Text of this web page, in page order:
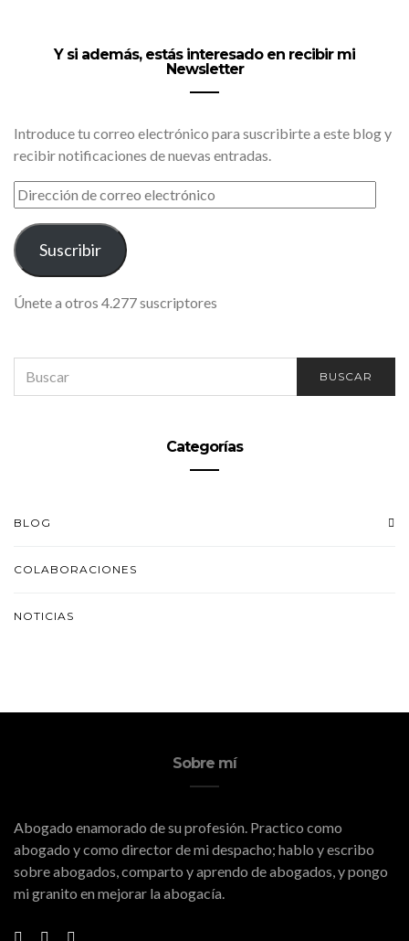
Y si además, estás interesado en recibir mi
Newsletter
Introduce tu correo electrónico para suscribirte a este blog y
recibir notificaciones de nuevas entradas.
DIRECCIÓN
DE
CORREO
ELECTRÓNICO
Suscribir
Únete a otros 4.277 suscriptores
FOR:
BUSCAR
Categorías
BLOG
COLABORACIONES
NOTICIAS
Sobre mí
Abogado enamorado de su profesión. Practico como
abogado y como director de mi despacho; hablo y escribo
sobre abogados, comparto y aprendo de abogados, y pongo
mi granito en mejorar la abogacía.